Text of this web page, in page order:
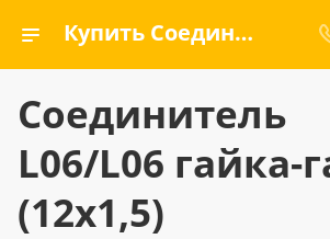
Купить Соединитель L06/L06 гайка-гайка (12x1,5) — ООО «ГИДРАМАКС»
Соединитель
L06/L06 гайка-
(12x1,5)